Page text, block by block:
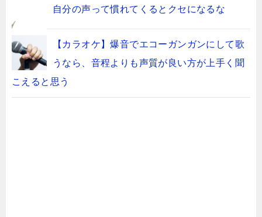
自分の声って慣れてくるとクセになるな
【カラオケ】爆音でエコーガンガンにして歌
うなら、音程よりも声質が良い方が上手く聞
こえると思う